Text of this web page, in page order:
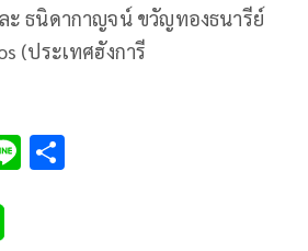
ะ ธนิดากาญจน์ ขวัญทองธนารีย์
(ประเทศฮังการี
Li